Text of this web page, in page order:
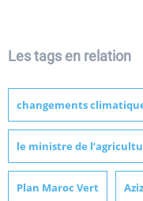
Les tags en relation
changements
le ministre de
Plan Maroc Vert